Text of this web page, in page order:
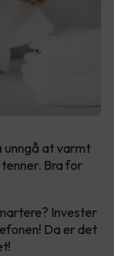
unngå at varmt
tenner. Bra for
Invester
Da er det